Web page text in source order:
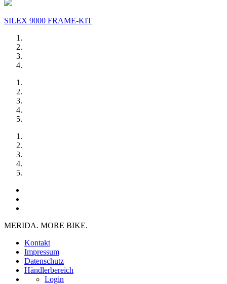
SILEX 9000 FRAME-KIT
MERIDA. MORE BIKE.
Kontakt
Impressum
Datenschutz
Händlerbereich
Login